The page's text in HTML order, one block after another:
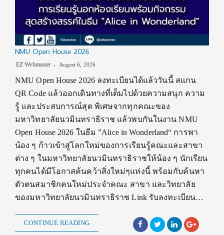
NMU Open House 2026
EZ Webmaster August 6, 2026
NMU Open House 2026 ลงทะเบียนได้แล้ววันนี้ สแกน
QR Code แล้วออกเดินทางที่เต็มไปด้วยความสนุก ความ
รู้ และประสบการณ์สุด พิเศษจากทุกคณะของ
มหาวิทยาลัยนวมินทราธิราช แล้วพบกันในงาน NMU
Open House 2026 ในธีม ”Alice in Wonderland“ การพา
น้อง ๆ ก้าวเข้าสู่โลกใหม่ของการเรียนรู้คณะและสาขา
ต่าง ๆ ในมหาวิทยาลัยนวมินทราธิราชให้น้อง ๆ นักเรียน
ทุกคนได้มีโอกาสค้นคว้าสิ่งใหม่ๆแห่งนี้ พร้อมกับค้นหา
ตัวตนสมาชิกคนใหม่ประจำคณะ สาขา และวิทยาลัย
ของมหาวิทยาลัยนวมินทราธิราช Link รับลงทะเบียน…
CONTINUE READING